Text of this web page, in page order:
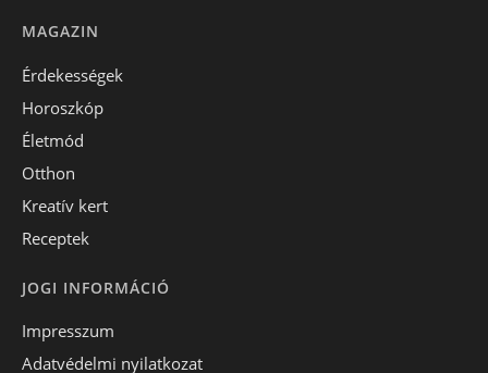
MAGAZIN
Érdekességek
Horoszkóp
Életmód
Otthon
Kreatív kert
Receptek
JOGI INFORMÁCIÓ
Impresszum
Adatvédelmi nyilatkozat